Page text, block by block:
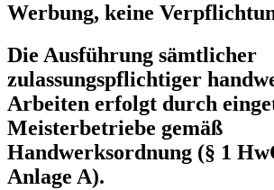
Werbung, keine
Die Ausführung sämtlicher
zulassungspflichtiger
Arbeiten erfolgt durch
Meisterbetriebe gemäß
Handwerksordnung (§ 1
Anlage A).